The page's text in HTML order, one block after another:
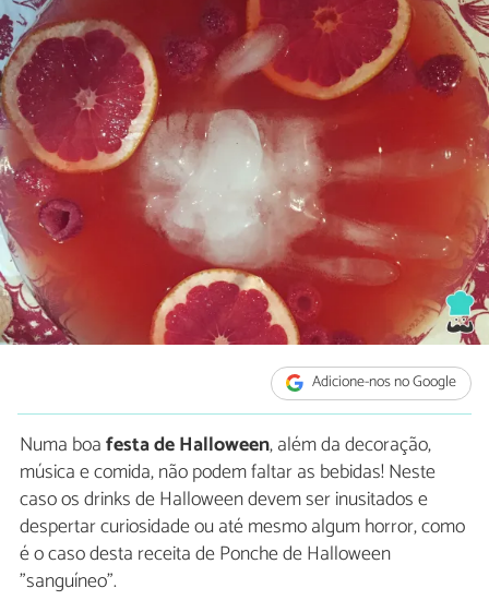
Adicione-nos no Google
Numa boafesta de Halloween, além da decoração,
música e comida, não podem faltar as bebidas! Neste
caso os drinks de Halloween devem ser inusitados e
despertar curiosidade ou até mesmo algum horror, como
é o caso desta receita de Ponche de Halloween
"sanguíneo".